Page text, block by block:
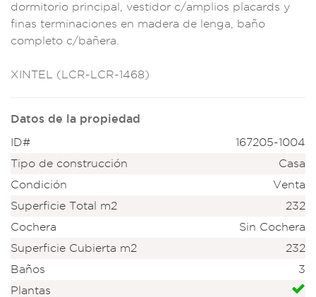
dormitorio principal, vestidor c/amplios placards y
finas terminaciones en madera de lenga, baño
comp leto c/bañera.
XINTEL (LCR-LCR-1468)
Datos de la propiedad
ID#
167205-1004
Tipo de construcción
Casa
Condición
Venta
Superficie Total m2
232
Cochera
Sin Cochera
Superficie Cubierta m2
232
Baños
3
Plantas